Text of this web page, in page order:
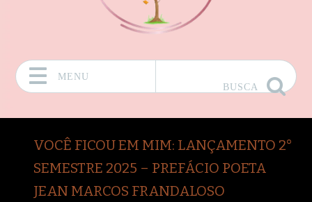
MENU
BUSCA
VOCÊ FICOU EM MIM: LANÇAMENTO 2°
SEMESTRE 2025 – PREFÁCIO POETA
JEAN MARCOS FRANDALOSO